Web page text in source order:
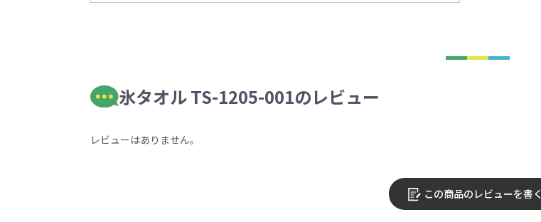
氷タオル TS-1205-001のレビュー
レビューはありません。
この商品のレビューを書く